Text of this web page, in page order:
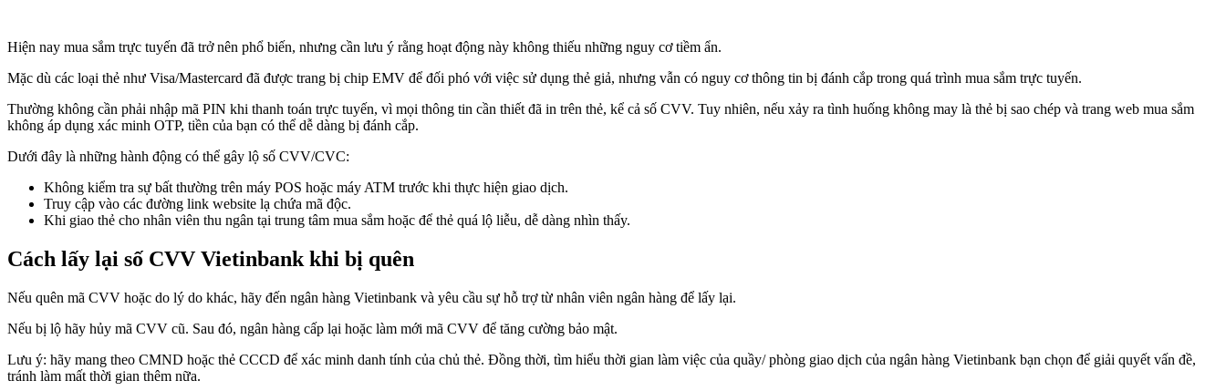
Hiện nay mua sắm trực tuyến đã trở nên phổ biến, nhưng cần lưu ý rằng hoạt động này không thiếu những nguy cơ tiềm ẩn.
Mặc dù các loại thẻ như Visa/Mastercard đã được trang bị chip EMV để đối phó với việc sử dụng thẻ giả, nhưng vẫn có nguy cơ thông tin bị đánh cắp trong quá trình mua sắm trực tuyến.
Thường không cần phải nhập mã PIN khi thanh toán trực tuyến, vì mọi thông tin cần thiết đã in trên thẻ, kể cả số CVV. Tuy nhiên, nếu xảy ra tình huống không may là thẻ bị sao chép và trang web mua sắm
không áp dụng xác minh OTP, tiền của bạn có thể dễ dàng bị đánh cắp.
Dưới đây là những hành động có thể gây lộ số CVV/CVC:
Không kiểm tra sự bất thường trên máy POS hoặc máy ATM trước khi thực hiện giao dịch.
Truy cập vào các đường link website lạ chứa mã độc.
Khi giao thẻ cho nhân viên thu ngân tại trung tâm mua sắm hoặc để thẻ quá lộ liễu, dễ dàng nhìn thấy.
Cách lấy lại số CVV Vietinbank khi bị quên
Nếu quên mã CVV hoặc do lý do khác, hãy đến ngân hàng Vietinbank và yêu cầu sự hỗ trợ từ nhân viên ngân hàng để lấy lại.
Nếu bị lộ hãy hủy mã CVV cũ. Sau đó, ngân hàng cấp lại hoặc làm mới mã CVV để tăng cường bảo mật.
Lưu ý: hãy mang theo CMND hoặc thẻ CCCD để xác minh danh tính của chủ thẻ. Đồng thời, tìm hiểu thời gian làm việc của quầy/ phòng giao dịch của ngân hàng Vietinbank bạn chọn để giải quyết vấn đề,
tránh làm mất thời gian thêm nữa.